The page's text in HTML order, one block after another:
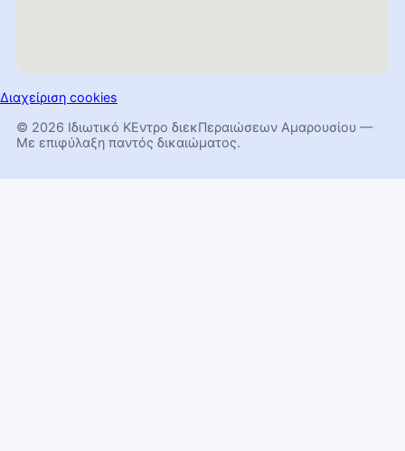
Διαχείριση cookies
© 2026 Ιδιωτικό ΚΕντρο διεκΠεραιώσεων Αμαρουσίου —
Με επιφύλαξη παντός δικαιώματος.